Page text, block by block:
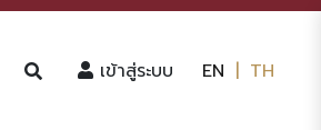
เข้าสู่ระบบ (current)
EN | TH